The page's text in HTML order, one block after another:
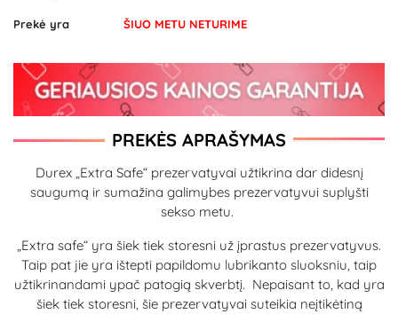
Prekė yra ŠIUO METU NETURIME
PREKĖS APRAŠYMAS
Durex „Extra Safe“ prezervatyvai užtikrina dar didesnį
saugumą ir sumažina galimybes prezervatyvui suplyšti
sekso metu.
„Extra safe“ yra šiek tiek storesni už įprastus prezervatyvus.
Taip pat jie yra ištepti papildomu lubrikanto sluoksniu, taip
užtikrinandami ypač patogią skverbtį. Nepaisant to, kad yra
šiek tiek storesni, šie prezervatyvai suteikia neįtikėtiną